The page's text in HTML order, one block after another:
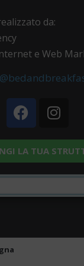
da:
e Web
LA TUA